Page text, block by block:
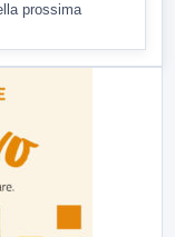
prossima